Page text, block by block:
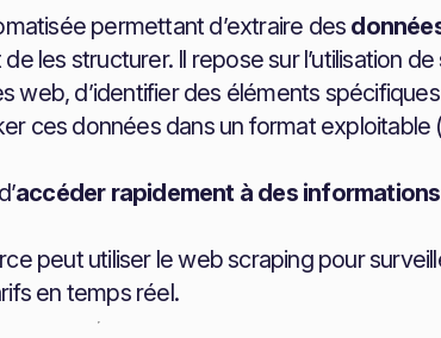
permettant d’extraire des
les structurer. Il repose sur l’utilisation de
web, d’identifier des éléments
ces données dans un format exploitable
accéder rapidement à des
peut utiliser le web scraping pour
en temps réel.